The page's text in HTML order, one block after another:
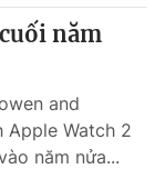
Quốc Thắng,
năm
and
Apple Watch 2
năm nửa...